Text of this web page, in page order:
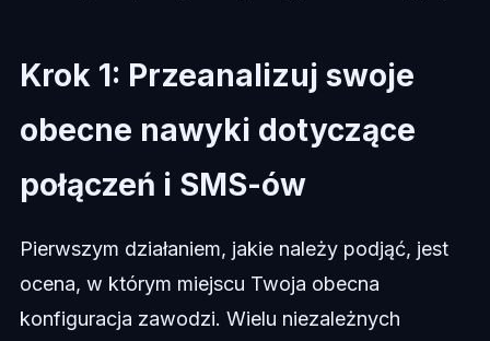
Krok 1: Przeanalizuj swoje
obecne nawyki dotyczące
połączeń i SMS-ów
Pierwszym działaniem, jakie należy podjąć, jest
ocena, w którym miejscu Twoja obecna
konfiguracja zawodzi. Wielu niezależnych